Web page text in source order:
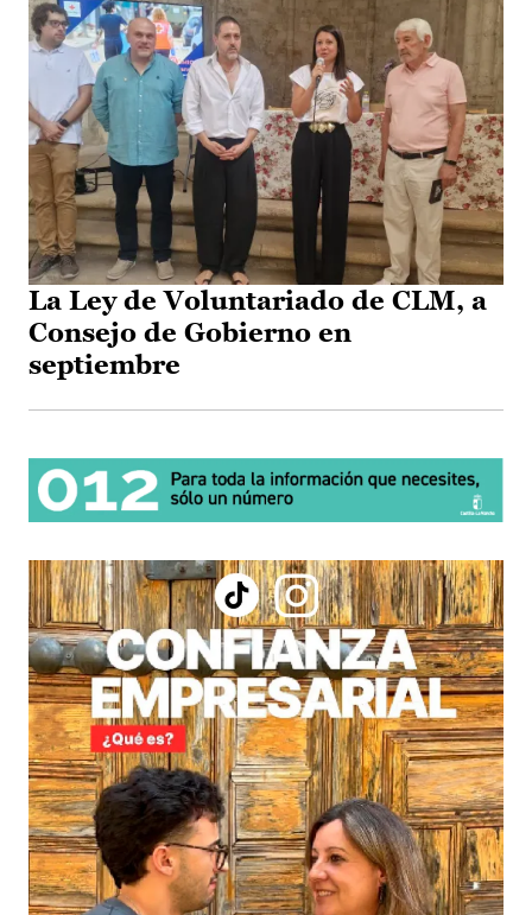
La Ley de Voluntariado de CLM, a
Consejo de Gobierno en
septiembre